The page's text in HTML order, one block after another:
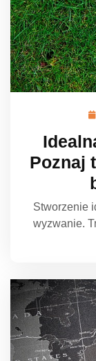
Poznaj
Stworzenie
wyzwanie.